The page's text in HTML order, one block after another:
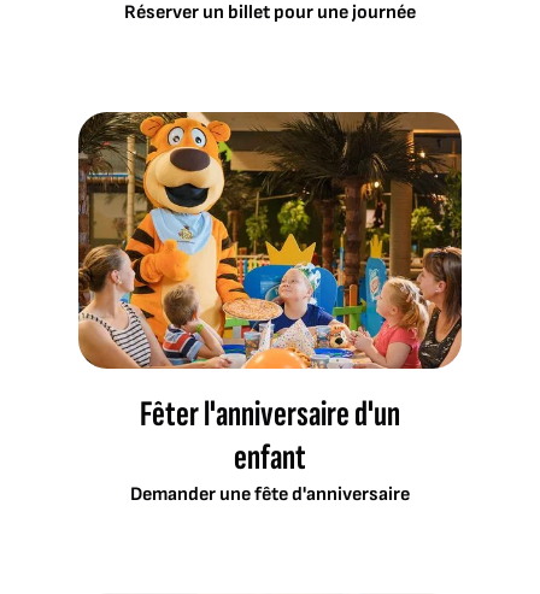
Réserver un billet pour une journée
Fêter l'anniversaire d'un
enfant
Demander une fête d'anniversaire